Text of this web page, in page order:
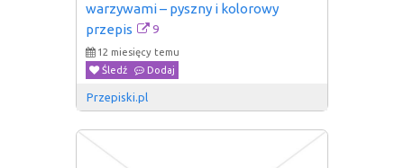
warzywami – pyszny i kolorowy
przepis
9
12 miesięcy temu
Śledź
Dodaj
Przepiski.pl